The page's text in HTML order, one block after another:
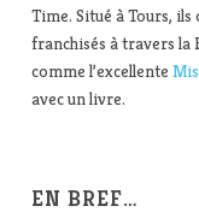
Time. Situé à Tours,
franchisés à travers la
comme l’excellente
avec un livre.
EN BREF…